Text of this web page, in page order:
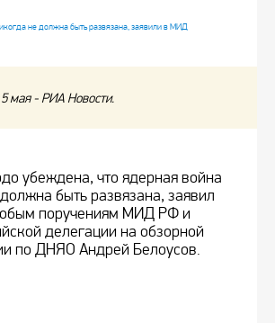
- РИА Новости.
убеждена, что ядерная война
быть развязана, заявил
поручениям МИД РФ и
делегации на обзорной
по ДНЯО Андрей Белоусов.